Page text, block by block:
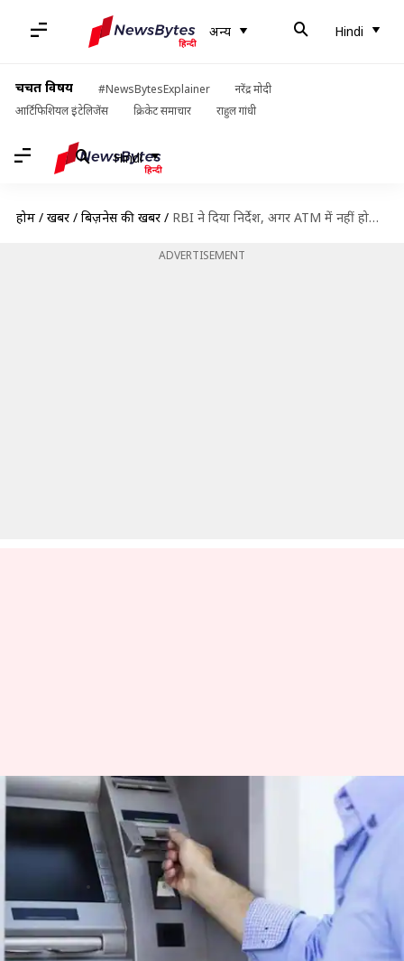
अन्य Hindi
चर्चित विषय #NewsBytesExplainer
नरेंद्र मोदी
आर्टिफिशियल इंटेलिजेंस
क्रिकेट समाचार राहुल गांधी
Hindi
होम / खबरें / बिज़नेस की खबरें / RBI ने दिया निर्देश, अगर ATM में नहीं होगा कैश तो बैंकों को भरना होगा जुर्माना
ADVERTISEMENT
RBI ने दिया निर्देश, अगर ATM में
नहीं होगा कैश तो बैंकों को भरना
होगा जुर्माना
Jun 14, 2019 05:38 pm
क्या है खबर?